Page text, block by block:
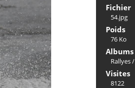
Fichier
54.jpg
Poids
76 Ko
Albums
Rallyes/
Visites
8122